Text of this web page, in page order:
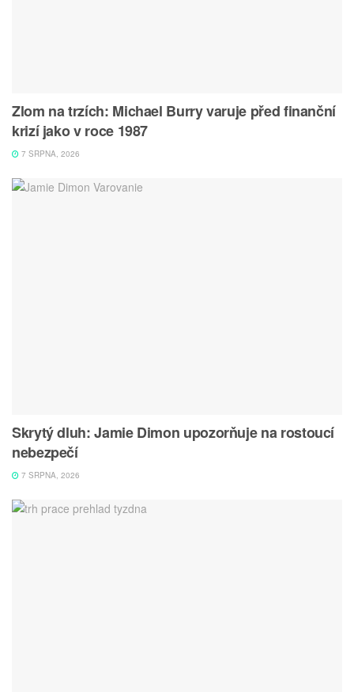
Zlom na trzích: Michael Burry varuje před finanční
krizí jako v roce 1987
7 SRPNA, 2026
Skrytý dluh: Jamie Dimon upozorňuje na rostoucí
nebezpečí
7 SRPNA, 2026